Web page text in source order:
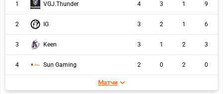
1 VGJ.Thunder 4 3 1 9
2 IG 3 2 1 6
3 Keen 3 1 2 3
4 Sun Gaming 2 0 2 0
Матчи